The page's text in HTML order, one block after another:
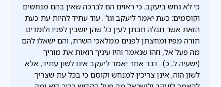
כי לא נחש ביעקב. כי ראוים הם לברכה שאין בהם מנחשים
וקוסמים: כעת יאמר ליעקב וגו' . עוד עתיד להיות עת כעת
הזאת אשר תגלה חבתן לעין כל שהן יושבין לפניו ולומדים
תורה מפיו ומחצתן לפנים ממלאכי השרת, והם ישאלו להם
מה פעל אל, וזהו שנאמר והיו עיניך רואות את מוריך
(ישעיה ל, כ) . דבר אחר יאמר ליעקב אינו לשון עתיד, אלא
לשון הוה, אינן צריכין למנחש וקוסם כי בכל עת שצריך